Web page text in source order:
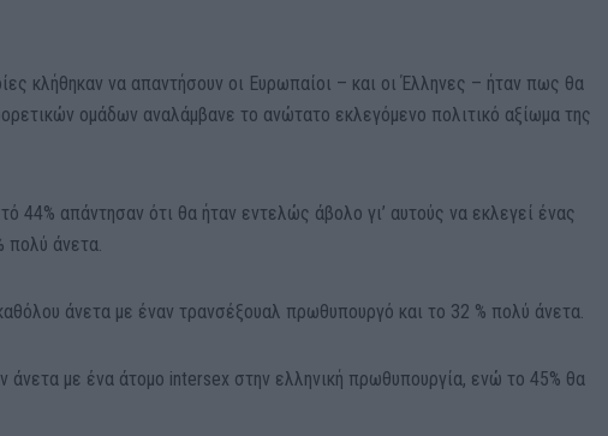
κλήθηκαν να απαντήσουν οι Ευρωπαίοι – και οι Έλληνες – ήταν πως θα
ομάδων αναλάμβανε το ανώτατο εκλεγόμενο πολιτικό αξίωμα της
44% απάντησαν ότι θα ήταν εντελώς άβολο γι’ αυτούς να εκλεγεί ένας
πολύ άνετα.
άνετα με έναν τρανσέξουαλ πρωθυπουργό και το 32 % πολύ άνετα.
άνετα με ένα άτομο intersex στην ελληνική πρωθυπουργία, ενώ το 45% θα